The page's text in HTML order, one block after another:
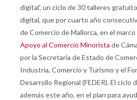
digital', un ciclo de 30 talleres
digital, que por cuarto año
de Comercio de Mallorca, en el marco
Apoyo al Comercio Minorista de
por la Secretaria de Estado de
Industria, Comercio y Turismo y el
Desarrollo Regional (FEDER). El ciclo
además este año, en el plan para